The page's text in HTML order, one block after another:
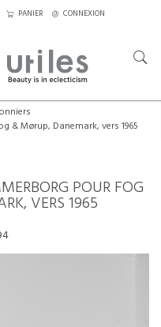
PANIER CONNEXION
& Mørup, Danemark, vers 1965
POUR FOG
VERS 1965